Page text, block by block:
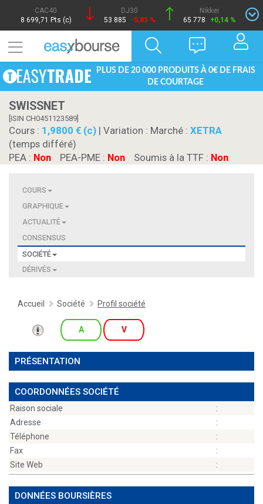
CAC40
8 699,71 Pts (c)
DJ30
53 885
-0,85 %
Nikkei
65 778
+0,14 %
PLUS DE 20 000 PRODUITS À 0€ DE FRAIS
DE COURTAGE
SWISSNET
[ISIN CH0451123589]
Cours : 1,9800 € (c) | Variation : Marché : XETRA
(temps différé)
PEA : Non PEA-PME : Non Soumis à la TTF : Non
COURS
GRAPHIQUE
ACTUALITÉ
CONSENSUS
SOCIÉTÉ
DÉRIVÉS
Accueil Société Profil société
A V
PRÉSENTATION
COORDONNÉES SOCIÉTÉ
Raison sociale
:
Adresse
:
Téléphone
:
Fax
:
Site Web
:
DONNÉES BOURSIÈRES